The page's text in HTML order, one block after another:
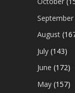
August
July(143)
June(172)
May(157)